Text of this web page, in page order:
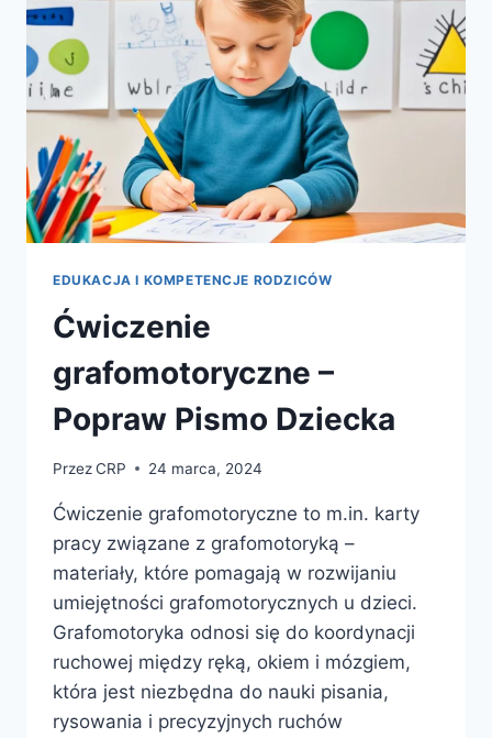
EDUKACJA I KOMPETENCJE RODZICÓW
Ćwiczenie
grafomotoryczne –
Popraw Pismo Dziecka
PrzezCRP 24 marca, 2024
Ćwiczenie grafomotoryczne to m.in. karty
pracy związane z grafomotoryką –
materiały, które pomagają w rozwijaniu
umiejętności grafomotorycznych u dzieci.
Grafomotoryka odnosi się do koordynacji
ruchowej między ręką, okiem i mózgiem,
która jest niezbędna do nauki pisania,
rysowania i precyzyjnych ruchów